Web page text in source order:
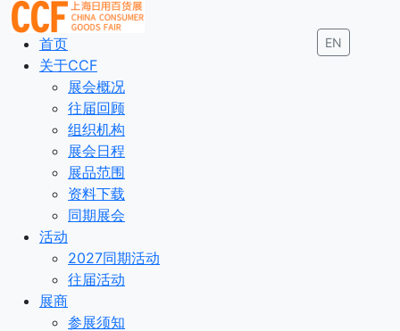
EN
首页
关于CCF
展会概况
往届回顾
组织机构
展会日程
展品范围
资料下载
同期展会
活动
2027同期活动
往届活动
展商
参展须知